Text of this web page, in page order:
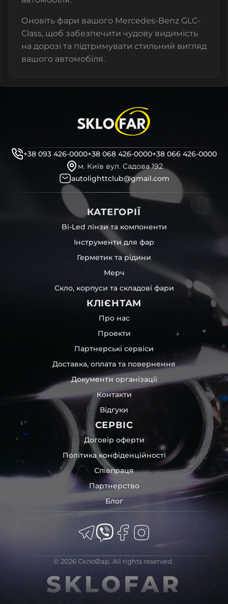
Оновіть фари вашого Mercedes-Benz GLC-
Class, щоб забезпечити чудову видимість
на дорозі та підтримувати стильний вигляд
вашого автомобіля.
+38 093 426-0000+38 068 426-0000+38 066 426-0000
м. Київ вул. Садова 192
autolighttclub@gmail.com
КАТЕГОРІЇ
Bi-Led лінзи та компоненти
Інструменти для фар
Герметик та рідини
Мерч
Скло, корпуси та складові фари
КЛІЄНТАМ
Про нас
Проекти
Партнерські сервіси
Доставка, оплата та повернення
Документи організації
Контакти
Відгуки
СЕРВІС
Договір оферти
Політика конфіденційності
Співпраця
Партнерство
Блог
© 2026 СклоФар. All rights reserved.
SKLOFAR